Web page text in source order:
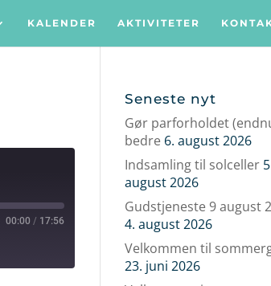
KALENDER AKTIVITETER
00:00 / 17:56
Seneste nyt
Gør parforholdet
bedre 6. august 2026
Indsamling til solceller
august 2026
Gudstjeneste 9 august
4. august 2026
Velkommen til
23. juni 2026